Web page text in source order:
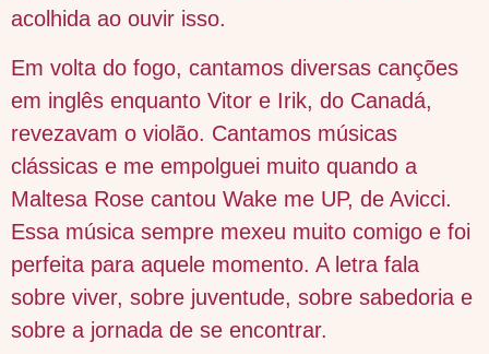
acolhida ao ouvir isso.
Em volta do fogo, cantamos diversas canções
em inglês enquanto Vitor e Irik, do Canadá,
revezavam o violão. Cantamos músicas
clássicas e me empolguei muito quando a
Maltesa Rose cantou Wake me UP, de Avicci.
Essa música sempre mexeu muito comigo e foi
perfeita para aquele momento. A letra fala
sobre viver, sobre juventude, sobre sabedoria e
sobre a jornada de se encontrar.